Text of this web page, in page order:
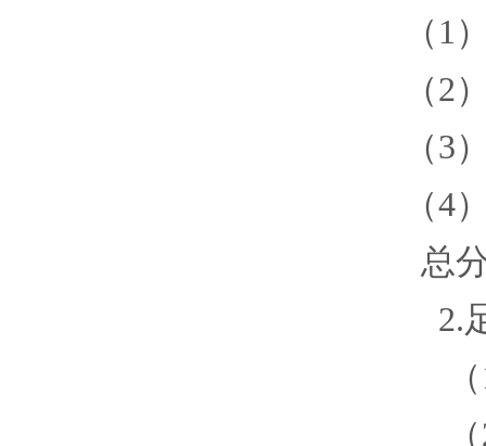
（ 1
（2
（3
（4
总
2.
（
（